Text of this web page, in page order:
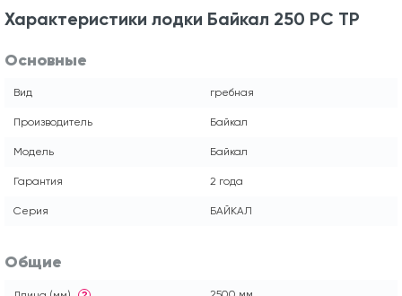
Характеристики лодки Байкал 250 РС ТР
Основные
Вид гребная
Производитель Байкал
Модель Байкал
Гарантия 2 года
Серия БАЙКАЛ
Общие